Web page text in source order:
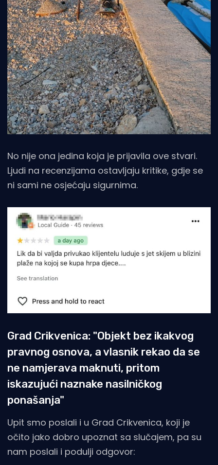
No nije ona jedina koja je prijavila ove stvari.
Ljudi na recenzijama ostavljaju kritike, gdje se
ni sami ne osjećaju sigurnima.
Grad Crikvenica: "Objekt bez ikakvog
pravnog osnova, a vlasnik rekao da se
ne namjerava maknuti, pritom
iskazujući naznake nasilničkog
ponašanja"
Upit smo poslali i u Grad Crikvenica, koji je
očito jako dobro upoznat sa slučajem, pa su
nam poslali i podulji odgovor: